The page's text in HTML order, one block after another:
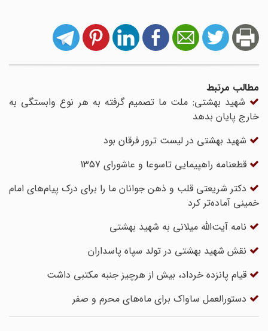
مطالب مرتبط
شهید بهشتی: ملت ما تصمیم گرفته به هر نوع وابستگی به
خارج پایان بدهد
شهید بهشتی در لیست ترور فرقان بود
قطعنامه راهپیمایی تاسوعا و عاشورای 1357
دکتر شریعتی قلب و ذهن جوانان ما را برای درک پیام‌های امام
خمینی آماده‌تر کرد
نامه آیت‌الله میلانی به شهید بهشتی
نقش شهید بهشتی در تولد سپاه پاسداران
قیام پانزده خرداد، بیش از هرچیز جنبه مکتبی داشت
دستورالعمل ساواک برای ماه‌‎های محرم و صفر